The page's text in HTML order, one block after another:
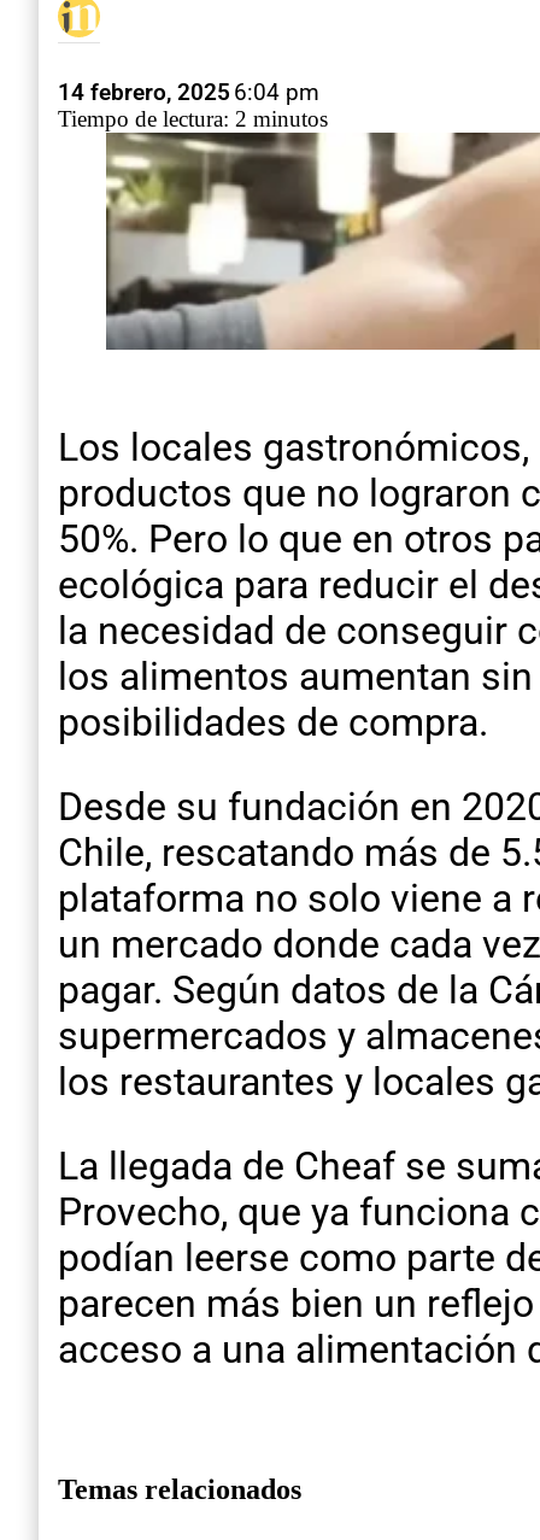
14 febrero, 2025 6:04 pm
Tiempo de lectura: 2 minutos
Los locales
productos que no lograron
50%. Pero lo que en otros
ecológica para reducir el
la necesidad de conseguir
los alimentos aumentan
posibilidades de compra.
Desde su fundación en
Chile, rescatando más de
plataforma no solo viene a
un mercado donde cada
pagar. Según datos de la
supermercados y
los restaurantes y locales
La llegada de Cheaf se
Provecho, que ya funciona
podían leerse como parte
parecen más bien un
acceso a una alimentación
Temas relacionados